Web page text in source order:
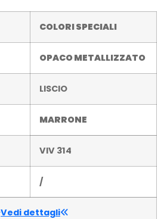
COLORI SPECIALI
OPACO METALLIZZATO
LISCIO
MARRONE
VIV 314
/
Vedi dettagli